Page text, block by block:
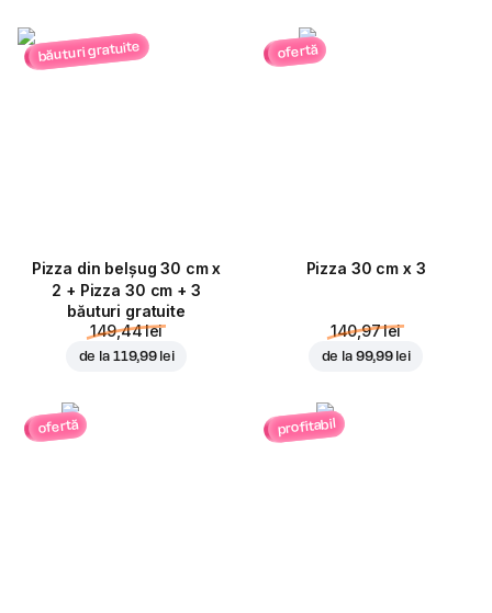
băuturi gratuite
Pizza din belșug 30 cm x
2 + Pizza 30 cm + 3
băuturi gratuite
149,44 lei
de la 119,99 lei
ofertă
Pizza 30 cm x 3
140,97 lei
de la 99,99 lei
ofertă profitabil